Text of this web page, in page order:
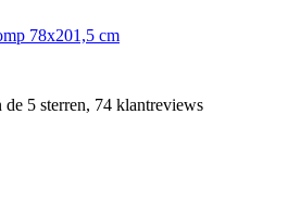
78x201,5 cm
5 sterren, 74 klantreviews